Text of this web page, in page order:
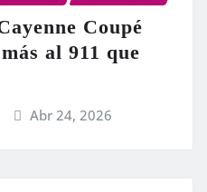
Coupé
al 911 que
Abr 24, 2026